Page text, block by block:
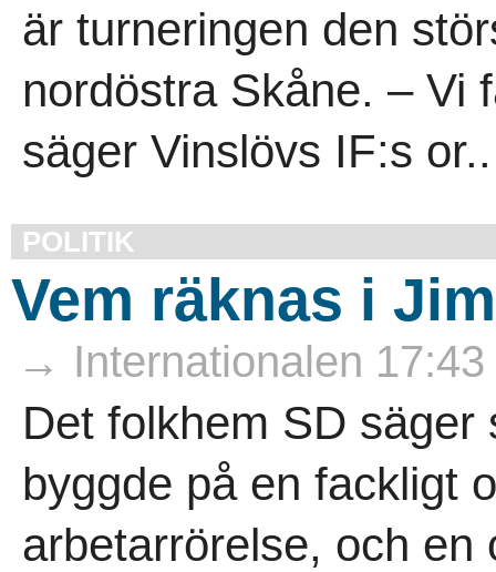
är turneringen den
nordöstra Skåne. – Vi
säger Vinslövs IF:s or..
POLITIK
Vem räknas i
→ Internationalen 17:43
Det folkhem SD
byggde på en fackligt
arbetarrörelse, och en